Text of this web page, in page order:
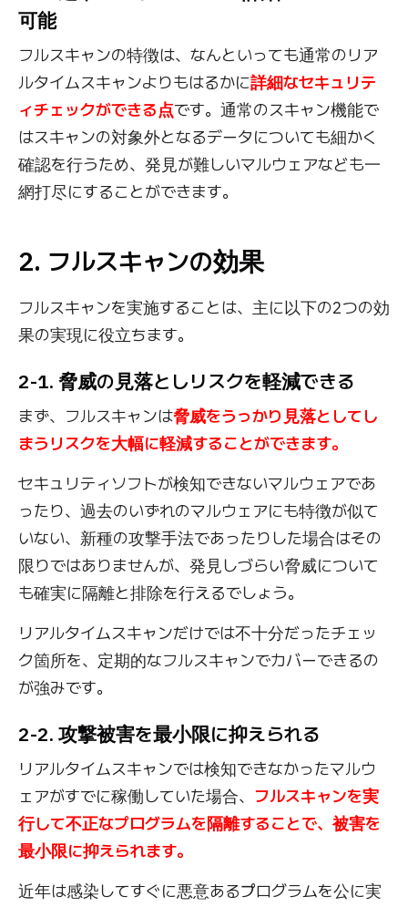
可能
フルスキャンの特徴は、なんといっても通常のリア
ルタイムスキャンよりもはるかに詳細なセキュリテ
ィチェックができる点です。通常のスキャン機能で
はスキャンの対象外となるデータについても細かく
確認を行うため、発見が難しいマルウェアなども一
網打尽にすることができます。
2. フルスキャンの効果
フルスキャンを実施することは、主に以下の2つの効
果の実現に役立ちます。
2-1. 脅威の見落としリスクを軽減できる
まず、フルスキャンは脅威をうっかり見落としてし
まうリスクを大幅に軽減することができます。
セキュリティソフトが検知できないマルウェアであ
ったり、過去のいずれのマルウェアにも特徴が似て
いない、新種の攻撃手法であったりした場合はその
限りではありませんが、発見しづらい脅威について
も確実に隔離と排除を行えるでしょう。
リアルタイムスキャンだけでは不十分だったチェッ
ク箇所を、定期的なフルスキャンでカバーできるの
が強みです。
2-2. 攻撃被害を最小限に抑えられる
リアルタイムスキャンでは検知できなかったマルウ
ェアがすでに稼働していた場合、 フルスキャンを実
行して不正なプログラムを隔離することで、被害を
最小限に抑えられます。
近年は感染してすぐに悪意あるプログラムを公に実